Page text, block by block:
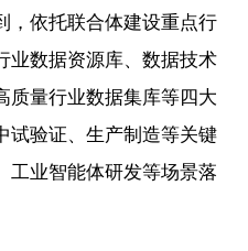
，依托联合体建设重点行
业数据资源库、数据技术
质量行业数据集库等四大
试验证、生产制造等关键
工业智能体研发等场景落